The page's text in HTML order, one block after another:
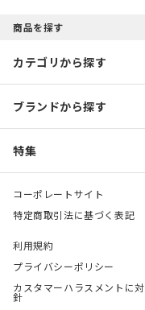
商品を探す
カテゴリから探す
ブランドから探す
特集
コーポレートサイト
特定商取引法に基づく表記
利用規約
プライバシーポリシー
カスタマーハラスメントに
針